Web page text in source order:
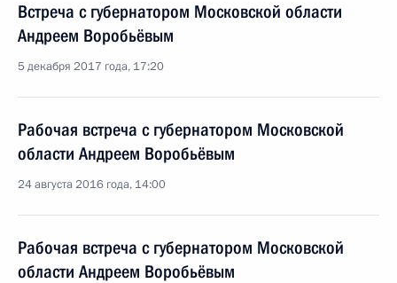
Встреча с губернатором Московской области
Андреем Воробьёвым
5 декабря 2017 года, 17:20
Рабочая встреча с губернатором Московской
области Андреем Воробьёвым
24 августа 2016 года, 14:00
Рабочая встреча с губернатором Московской
области Андреем Воробьёвым